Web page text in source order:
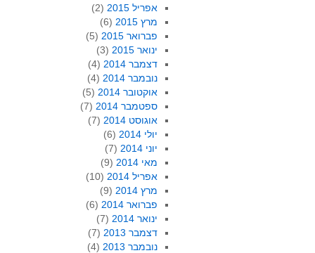
אפריל 2015
(2)
מרץ 2015
(6)
פברואר 2015
(5)
ינואר 2015
(3)
דצמבר 2014
(4)
נובמבר 2014
(4)
אוקטובר 2014
(5)
ספטמבר 2014
(7)
אוגוסט 2014
(7)
יולי 2014
(6)
יוני 2014
(7)
מאי 2014
(9)
אפריל 2014
(10)
מרץ 2014
(9)
פברואר 2014
(6)
ינואר 2014
(7)
דצמבר 2013
(7)
נובמבר 2013
(4)